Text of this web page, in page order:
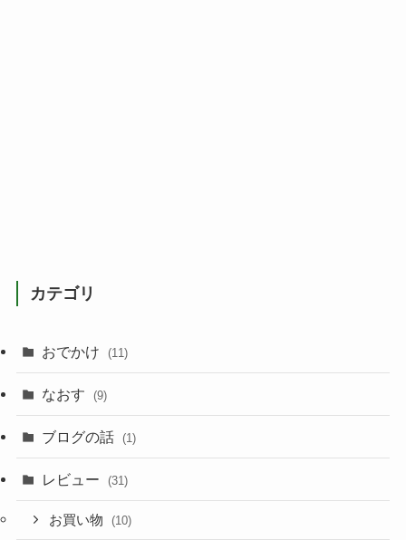
カテゴリ
おでかけ (11)
なおす (9)
ブログの話 (1)
レビュー (31)
お買い物 (10)